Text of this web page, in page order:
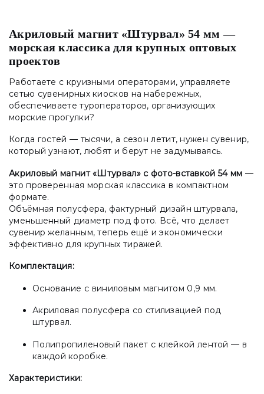
Акриловый магнит «Штурвал» 54 мм —
морская классика для крупных оптовых
проектов
Работаете с круизными операторами, управляете
сетью сувенирных киосков на набережных,
обеспечиваете туроператоров, организующих
морские прогулки?
Когда гостей — тысячи, а сезон летит, нужен сувенир,
который узнают, любят и берут не задумываясь.
Акриловый магнит «Штурвал» с фото-вставкой 54 мм —
это проверенная морская классика в компактном
формате.
Объёмная полусфера, фактурный дизайн штурвала,
уменьшенный диаметр под фото. Всё, что делает
сувенир желанным, теперь ещё и экономически
эффективно для крупных тиражей.
Комплектация:
Основание с виниловым магнитом 0,9 мм.
Акриловая полусфера со стилизацией под
штурвал.
Полипропиленовый пакет с клейкой лентой — в
каждой коробке.
Характеристики: